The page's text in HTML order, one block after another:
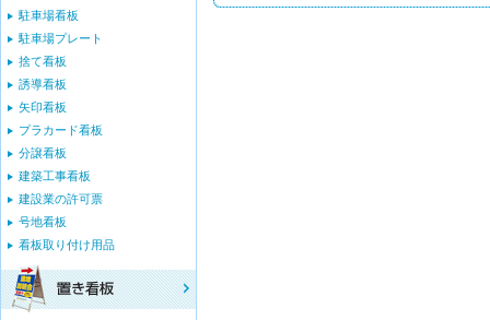
駐車場看板
駐車場プレート
捨て看板
誘導看板
矢印看板
プラカード看板
分譲看板
建築工事看板
建設業の許可票
号地看板
看板取り付け用品